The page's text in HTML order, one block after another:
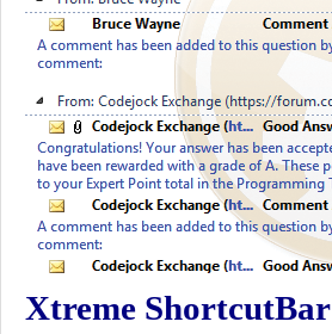
Xtreme ShortcutBar